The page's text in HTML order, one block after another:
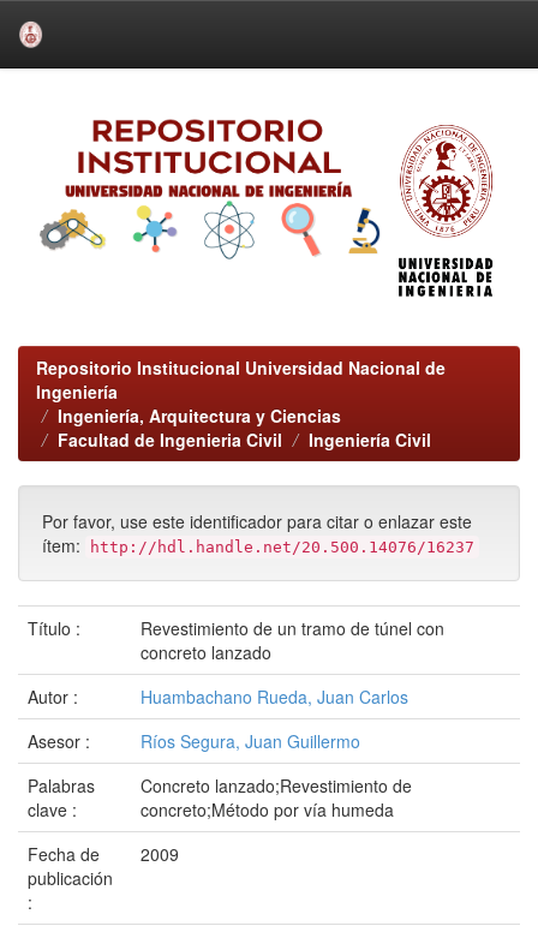
Repositorio Institucional Universidad Nacional de
Ingeniería
Ingeniería, Arquitectura y Ciencias
Facultad de Ingenieria Civil
Ingeniería Civil
Por favor, use este identificador para citar o enlazar este
ítem:
http://hdl.handle.net/20.500.14076/16237
Título :
Revestimiento de un tramo de túnel con
concreto lanzado
Autor :
Huambachano Rueda, Juan Carlos
Asesor :
Ríos Segura, Juan Guillermo
Palabras
clave :
Concreto lanzado;Revestimiento de
concreto;Método por vía humeda
Fecha de
publicación
:
2009